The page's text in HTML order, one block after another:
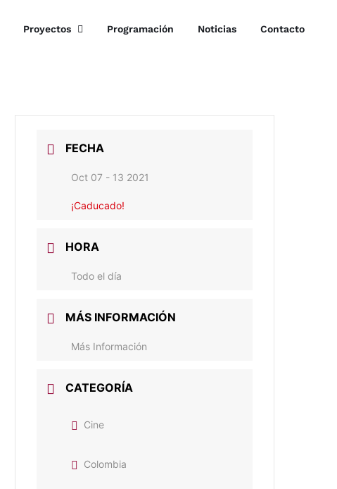
Proyectos Programación Noticias Contacto
FECHA
Oct 07 - 13 2021
¡Caducado!
HORA
Todo el día
MÁS INFORMACIÓN
Más Información
CATEGORÍA
Cine
Colombia